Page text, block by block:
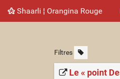
Shaarli ¦ Orangina Rouge
Filtres
Le « point